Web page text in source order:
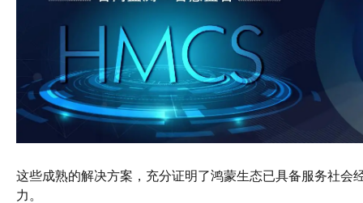
这些成熟的解决方案，充分证明了鸿蒙生态已具备服务社会
力。